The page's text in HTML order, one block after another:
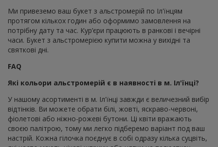
Ми привеземо ваш букет з альстромерій по Іл'їнцям
протягом кількох годин або оформимо замовлення на
потрібну дату та час. Кур’єри працюють в ранкові і вечірні
часи. Букет з альстромерією купити можна у вихідні та
святкові дні.
FAQ
Які кольори альстромерій є в наявності в м. Іл'їнці?
У нашому асортименті в м. Іл'їнці завжди є величезний вибір
відтінків. Ви можете обрати білі, жовті, яскраво-червоні,
фіолетові або ніжно-рожеві бутони. Ці квіти вражають
своєю палітрою, тому ми легко підберемо варіант под ваш
настрій. Кожна гілочка поєднує в собі одразу кілька суцвіть,